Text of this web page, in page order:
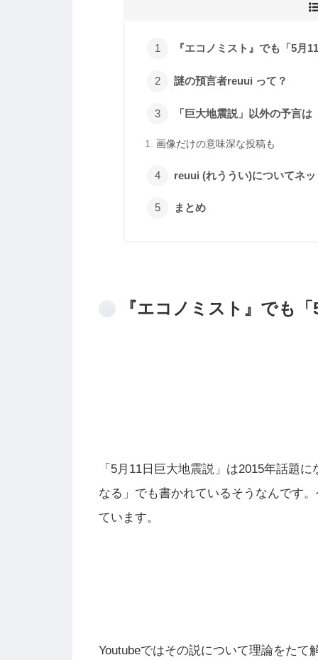
『エコノミスト』でも「5月
謎の預言者reuui って？
「巨大地震説」以外の予言は
画像だけの意味深な投稿も
reuui (れううい)についてネ
まとめ
『エコノミスト』でも
「5月11日巨大地震説」は2015年話題
なる」でも書かれているそうなんです
ています。
Youtubeではその説について理論をた